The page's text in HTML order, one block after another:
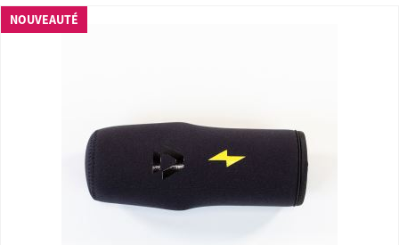
NOUVEAUTÉ